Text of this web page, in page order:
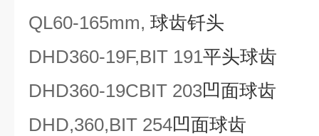
QL60-165mm, 球齿钎头
DHD360-19F,BIT 191平头球齿
DHD360-19CBIT 203凹面球齿
DHD,360,BIT 254凹面球齿